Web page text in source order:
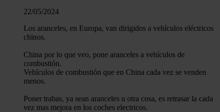
22/05/2024
Los aranceles, en Europa, van dirigidos a vehículos eléctricos
chinos.
China por lo que veo, pone aranceles a vehículos de
combustión.
Vehículos de combustión que en China cada vez se venden
menos.
Poner trabas, ya sean aranceles u otra cosa, es retrasar la cada
vez mas mejora en los coches electricos.